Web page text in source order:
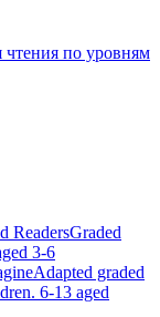
по уровням
ReadersGraded
3-6
Adapted graded
6-13 aged